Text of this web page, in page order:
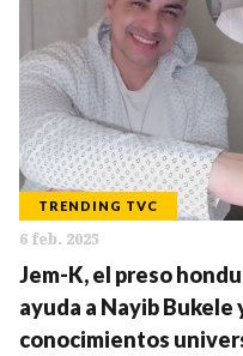
TRENDING TVC
6 feb. 2025
Jem-K, el preso
ayuda a Nayib Bukele
conocimientos